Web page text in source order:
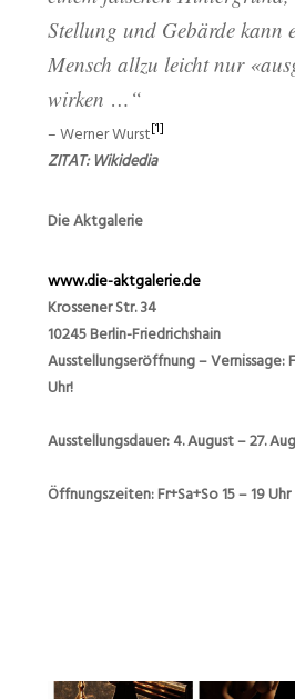
Stellung und Gebärde kann
Mensch allzu leicht nur
wirken …“
–Werner Wurst[1]
ZITAT: Wikidedia
Die Aktgalerie
www.die-aktgalerie.de
Krossener Str. 34
10245 Berlin-Friedrichshain
Ausstellungseröffnung – Vernissage:
Uhr!
Ausstellungsdauer: 4. August – 27.
Öffnungszeiten: Fr+Sa+So 15 – 19 Uhr